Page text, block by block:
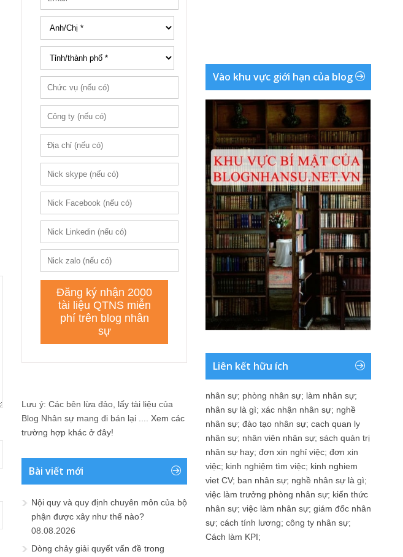
Lưu ý: Các bên lừa đảo, lấy tài liệu của
Blog Nhân sự mang đi bán lại .... Xem các
trường hợp khác ở đây!
Bài viết mới
Nội quy và quy định chuyên môn của bộ
phận được xây như thế nào?
08.08.2026
Dòng chảy giải quyết vấn đề trong
Vào khu vực giới hạn của blog
Liên kết hữu ích
nhân sự; phòng nhân sự; làm nhân sự;
nhân sự là gì; xác nhận nhân sự; nghề
nhân sự; đào tạo nhân sự; cach quan ly
nhân sự; nhân viên nhân sự; sách quản trị
nhân sự hay; đơn xin nghỉ việc; đơn xin
việc; kinh nghiệm tìm việc; kinh nghiem
viet CV; ban nhân sự; nghề nhân sự là gì;
việc làm trưởng phòng nhân sự; kiến thức
nhân sự; việc làm nhân sự; giám đốc nhân
sự; cách tính lương; công ty nhân sự;
Cách làm KPI;